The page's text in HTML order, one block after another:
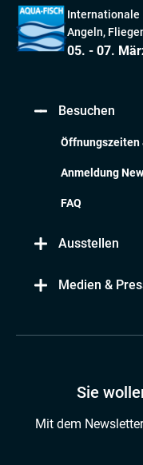
Internationale
Angeln,
05. - 07.
Besuchen
Öffnungszeiten
Anmeldung
FAQ
Ausstellen
Medien &
Sie
Mit dem